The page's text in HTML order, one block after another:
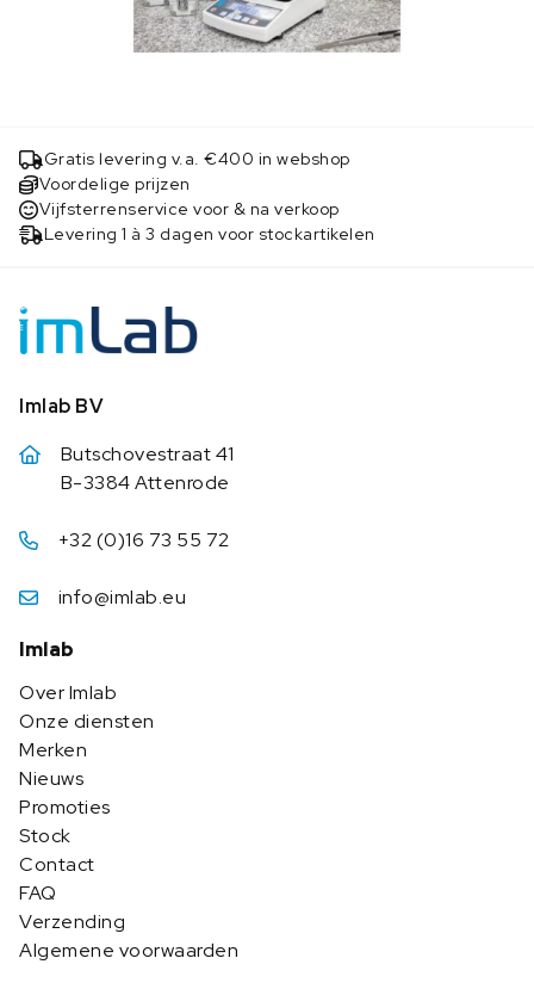
Gratis levering v.a. €400 in webshop
Voordelige prijzen
Vijfsterrenservice voor & na verkoop
Levering 1 à 3 dagen voor stockartikelen
Imlab BV
Butschovestraat 41
B-3384 Attenrode
+32 (0)16 73 55 72
info@imlab.eu
Imlab
Over Imlab
Onze diensten
Merken
Nieuws
Promoties
Stock
Contact
FAQ
Verzending
Algemene voorwaarden